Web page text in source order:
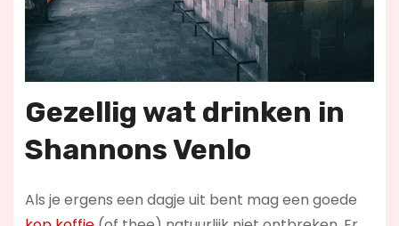
Gezellig wat drinken in
Shannons Venlo
Als je ergens een dagje uit bent mag een goede